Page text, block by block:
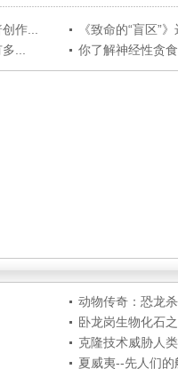
作...
《致命的“盲区”
...
你了解神经性贪
动物传奇：恐龙
卧龙岗生物化石
克隆技术威胁人
夏威夷--先人们的